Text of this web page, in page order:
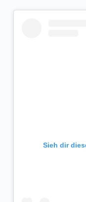
Sieh dir